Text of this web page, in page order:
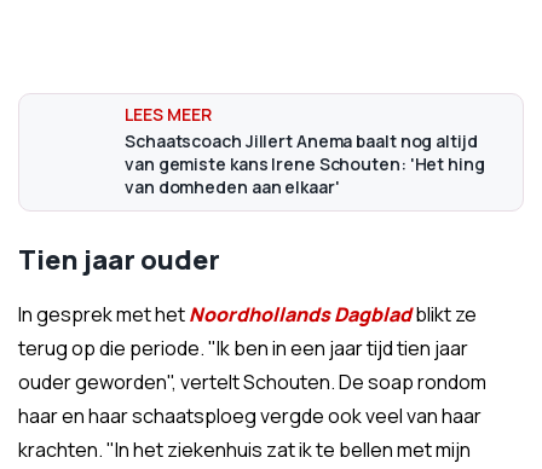
Schaatscoach Jillert Anema baalt nog altijd
van gemiste kans Irene Schouten: 'Het hing
van domheden aan elkaar'
Tien jaar ouder
In gesprek met hetNoordhollands Dagbladblikt ze
terug op die periode. "Ik ben in een jaar tijd tien jaar
ouder geworden", vertelt Schouten. De soap rondom
haar en haar schaatsploeg vergde ook veel van haar
krachten. "In het ziekenhuis zat ik te bellen met mijn